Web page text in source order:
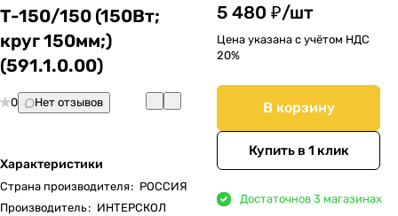
Т-150/150 (150Вт;
круг 150мм;)
(591.1.0.00)
0 Нет отзывов
Характеристики
Страна производителя: РОССИЯ
Производитель: ИНТЕРСКОЛ
5 480 ₽/шт
Цена указана с учётом НДС
20%
В корзину
Купить в 1 клик
Достаточнов 3 магазинах